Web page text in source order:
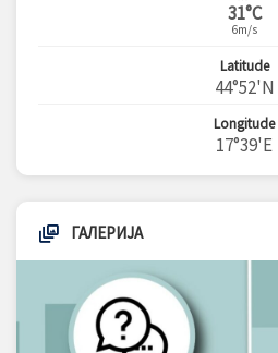
31°C
6m/s
Latitude
44°52'N
Longitude
17°39'E
ГАЛЕРИЈА